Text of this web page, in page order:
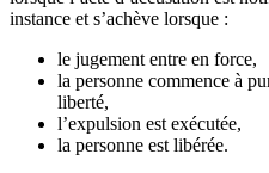
instance et s’achève lorsque :
le jugement entre en force,
la personne commence à
liberté,
l’expulsion est exécutée,
la personne est libérée.